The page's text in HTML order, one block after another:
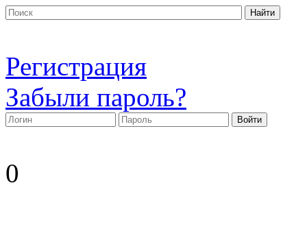
Регистрация
Забыли пароль?
0